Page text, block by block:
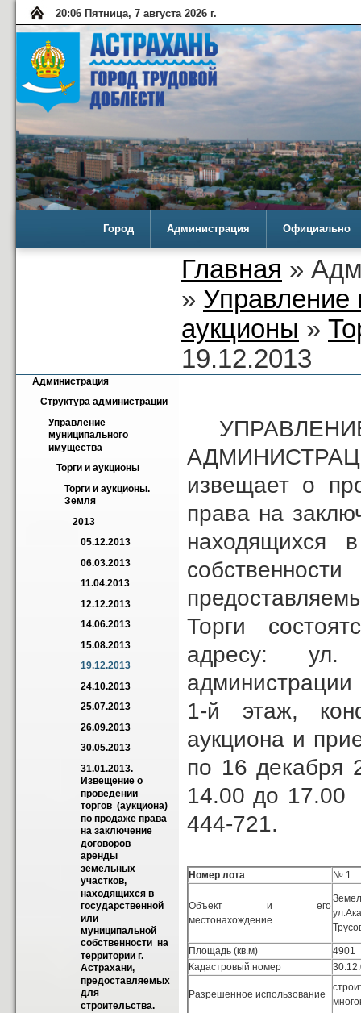
20:06 Пятница, 7 августа 2026 г.
Город Администрация Официально
Главная »
» Управление
аукционы »
19.12.2013
Администрация
Структура администрации
Управление
муниципального
имущества
Торги и аукционы
Торги и аукционы.
Земля
2013
05.12.2013
06.03.2013
11.04.2013
12.12.2013
14.06.2013
15.08.2013
19.12.2013
24.10.2013
25.07.2013
26.09.2013
30.05.2013
31.01.2013.
Извещение о
проведении
торгов  (аукциона)
по продаже права
на заключение
договоров
аренды
земельных
участков,
находящихся в
государственной
или
муниципальной
собственности  на
территории г.
Астрахани,
предоставляемых
для
строительства.
извещает о
права на
находящихся
Торги
адресу: ул.
1-й этаж,
аукциона и
по 16
14.00 до 17.00
444-721.
Номер лота № 1
Объект и его
местонахождение
Площадь (кв.м)
4901
Кадастровый номер
Разрешенное использование